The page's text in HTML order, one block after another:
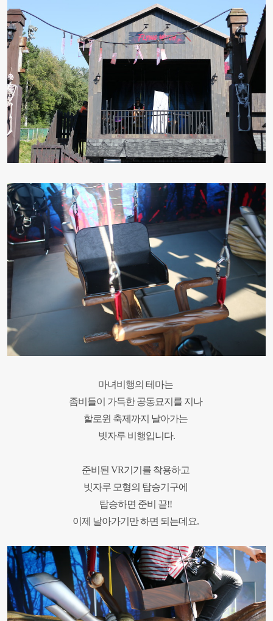
마녀비행의 테마는
좀비들이 가득한 공동묘지를 지나
할로윈 축제까지 날아가는
빗자루 비행입니다.
준비된 VR기기를 착용하고
빗자루 모형의 탑승기구에
탑승하면 준비 끝!!
이제 날아가기만 하면 되는데요.